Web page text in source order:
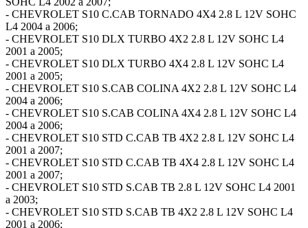
- CHEVROLET S10 C.CAB TORNADO 4X4 2.8 L 12V SOHC
L4 2004 a 2006;
- CHEVROLET S10 DLX TURBO 4X2 2.8 L 12V SOHC L4
2001 a 2005;
- CHEVROLET S10 DLX TURBO 4X4 2.8 L 12V SOHC L4
2001 a 2005;
- CHEVROLET S10 S.CAB COLINA 4X2 2.8 L 12V SOHC L4
2004 a 2006;
- CHEVROLET S10 S.CAB COLINA 4X4 2.8 L 12V SOHC L4
2004 a 2006;
- CHEVROLET S10 STD C.CAB TB 4X2 2.8 L 12V SOHC L4
2001 a 2007;
- CHEVROLET S10 STD C.CAB TB 4X4 2.8 L 12V SOHC L4
2001 a 2007;
- CHEVROLET S10 STD S.CAB TB 2.8 L 12V SOHC L4 2001
a 2003;
- CHEVROLET S10 STD S.CAB TB 4X2 2.8 L 12V SOHC L4
2001 a 2006;